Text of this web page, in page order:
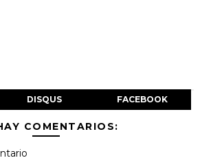
DISQUS FACEBOOK
COMENTARIOS: